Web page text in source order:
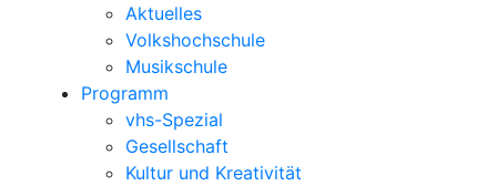
Aktuelles
Volkshochschule
Musikschule
Programm
vhs-Spezial
Gesellschaft
Kultur und Kreativität